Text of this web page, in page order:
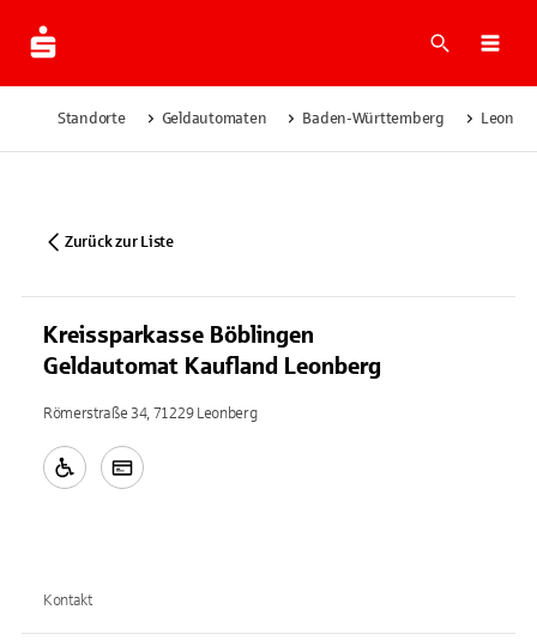
Suche
Standorte Geldautomaten Baden-Württemberg
Zurück zur Liste
Kreissparkasse Böblingen
Geldautomat Kaufland Leonberg
Römerstraße 34, 71229 Leonberg
Kontakt